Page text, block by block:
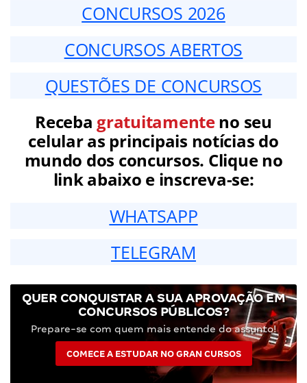
CONCURSOS 2026
CONCURSOS ABERTOS
QUESTÕES DE CONCURSOS
Receba gratuitamenteno seu
celular as principais notícias do
mundo dos concursos. Clique no
link abaixo e inscreva-se:
WHATSAPP
TELEGRAM
QUER CONQUISTAR A SUA APROVAÇÃO EM
CONCURSOS PÚBLICOS?
Prepare-se com quem mais entende do assunto!
COMECE A ESTUDAR NO GRAN CURSOS